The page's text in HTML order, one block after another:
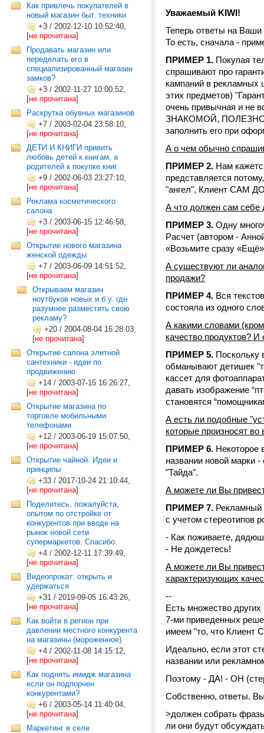
Как привлечь покупателей в
новый магазин быт. техники
+3 / 2002-12-10 10:52:40,
[не прочитана]
Продавать магазин или
переделать его в
специализированный магазин
замков?
+3 / 2002-11-27 10:00:52,
[не прочитана]
Раскрутка обувных магазинов
+7 / 2003-02-04 23:58:10,
[не прочитана]
ДЕТИ И КНИГИ привить
любовь детей к книгам, а
родителей к покупке книг
+9 / 2002-06-03 23:27:10,
[не прочитана]
Реклама косметического
салона
+3 / 2003-06-15 12:46:58,
[не прочитана]
Открытие нового магазина
женской одежды
+7 / 2003-06-09 14:51:52,
[не прочитана]
Открываем магазин
ноутбуков новых и б.у. где
разумнее разместить свою
рекламу?
+20 / 2004-08-04 16:28:03,
[не прочитана]
Открытие салона элитной
сантехники - идеи по
продвижению
+14 / 2003-07-15 16:26:27,
[не прочитана]
Открытие магазина по
торговле мобильными
телефонами
+12 / 2003-06-19 15:07:50,
[не прочитана]
Открытие чайной. Идеи и
принципы
+33 / 2017-10-24 21:10:44,
[не прочитана]
Поделитесь, пожалуйста,
опытом по отстройке от
конкурентов при вводе на
рынок новой сети
супермаркетов. Спасибо.
+4 / 2002-12-11 17:39:49,
[не прочитана]
Видеопрокат: открыть и
удержаться
+31 / 2019-09-05 16:43:26,
[не прочитана]
Как войти в регион при
давлении местного конкурента
на магазины (мороженное)
+4 / 2002-11-08 14:15:12,
[не прочитана]
Как поднять имидж магазина
если он подпорчен
конкурентами?
+6 / 2003-05-14 11:40:04,
[не прочитана]
Маркетинг в селе
Уважаемый KIWI!
Теперь ответы на Ваши
То есть, сначала -
ПРИМЕР 1. Покупая
спрашивают про
кампаний в рекламных
этих предметов)
очень привычная и не
ЗНАКОМОЙ, ПОЛЕЗНОЙ
заполнить его при
А о чем обычно
ПРИМЕР 2. Нам
представляется
"ангел", Клиент САМ
А что должен сам себе
ПРИМЕР 3. Одну
Расчет (автором -
«Возьмите сразу
А существуют ли
продажи?
ПРИМЕР 4. Вся
состояла из одного
А какими словами
качество продуктов?
ПРИМЕР 5. Поскольку
обманывают детишек
кассет для
давать изображение
становятся
А есть ли подобные
которые произносят
ПРИМЕР 6. Некоторое
названии новой марки
"Тайда".
А можете ли Вы
ПРИМЕР 7. Рекламный
с учетом стереотипов
- Как поживаете,
- Не дождетесь!
А можете ли Вы
характеризующих
--
Есть множество
7-ми приведенных
имеем "то, что Клиент
Идеально, если этот
названии или
Поэтому - ДА! - ОН
Собственно, ответы.
>должен собрать
ли они будут